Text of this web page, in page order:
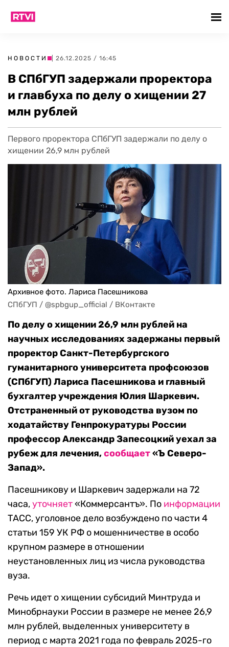
НОВОСТИ | 26.12.2025 / 16:45
В СПбГУП задержали проректора
и главбуха по делу о хищении 27
млн рублей
Первого проректора СПбГУП задержали по делу о
хищении 26,9 млн рублей
Архивное фото. Лариса Пасешникова
СПбГУП / @spbgup_official / ВКонтакте
По делу о хищении 26,9 млн рублей на
научных исследованиях задержаны первый
проректор Санкт-Петербургского
гуманитарного университета профсоюзов
(СПбГУП) Лариса Пасешникова и главный
бухгалтер учреждения Юлия Шаркевич.
Отстраненный от руководства вузом по
ходатайству Генпрокуратуры России
профессор Александр Запесоцкий уехал за
рубеж для лечения,сообщает«Ъ Северо-
Запад».
Пасешникову и Шаркевич задержали на 72
часа,уточняет«Коммерсантъ». По информации
ТАСС, уголовное дело возбуждено по части 4
статьи 159 УК РФ о мошенничестве в особо
крупном размере в отношении
неустановленных лиц из числа руководства
вуза.
Речь идет о хищении субсидий Минтруда и
Минобрнауки России в размере не менее 26,9
млн рублей, выделенных университету в
период с марта 2021 года по февраль 2025-го